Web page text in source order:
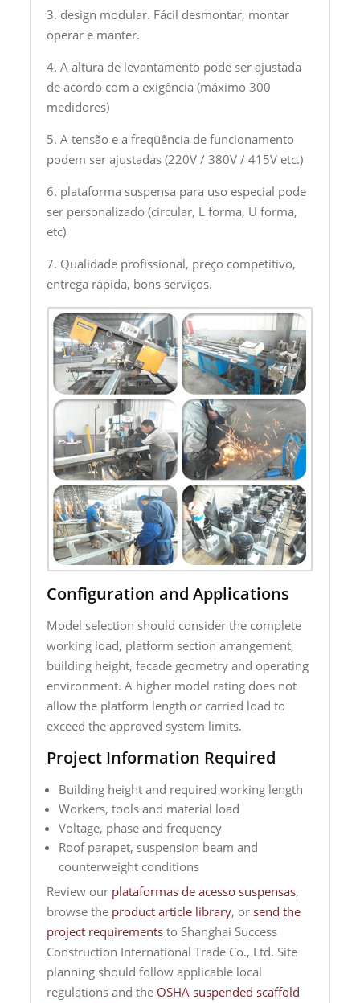
3. design modular. Fácil desmontar, montar
operar e manter.
4. A altura de levantamento pode ser ajustada
de acordo com a exigência (máximo 300
medidores)
5. A tensão e a freqüência de funcionamento
podem ser ajustadas (220V / 380V / 415V etc.)
6. plataforma suspensa para uso especial pode
ser personalizado (circular, L forma, U forma,
etc)
7. Qualidade profissional, preço competitivo,
entrega rápida, bons serviços.
Configuration and Applications
Model selection should consider the complete
working load, platform section arrangement,
building height, facade geometry and operating
environment. A higher model rating does not
allow the platform length or carried load to
exceed the approved system limits.
Project Information Required
Building height and required working length
Workers, tools and material load
Voltage, phase and frequency
Roof parapet, suspension beam and
counterweight conditions
Review our plataformas de acesso suspensas,
browse the product article library, orsend the
project requirements to Shanghai Success
Construction International Trade Co., Ltd. Site
planning should follow applicable local
regulations and the OSHA suspended scaffold